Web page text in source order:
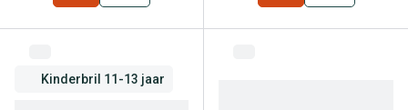
Kinderbril 11-13 jaar